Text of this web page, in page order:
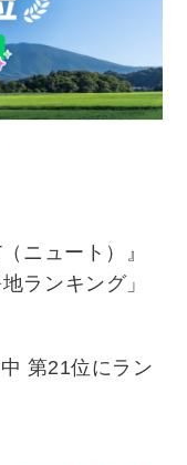
（ニュート）』
ランキング」
第21位にラン